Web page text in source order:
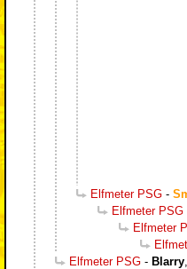
Elfmeter PSG -
Elfmeter PSG
Elfmeter
Elfmeter PSG - Blarry